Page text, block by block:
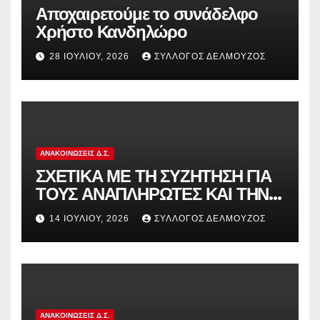
Αποχαιρετούμε το συνάδελφο
Χρήστο Κανδηλώρο
28 ΙΟΥΛΊΟΥ, 2026 ΣΎΛΛΟΓΟΣ ΔΕΛΜΟΎΖΟΣ
ΑΝΑΚΟΙΝΏΣΕΙΣ Δ.Σ.
ΣΧΕΤΙΚΑ ΜΕ ΤΗ ΣΥΖΗΤΗΣΗ ΓΙΑ
ΤΟΥΣ ΑΝΑΠΛΗΡΩΤΕΣ ΚΑΙ ΤΗΝ
ΠΑΡΑΠΟΜΠΗ ΤΗΣ ΕΛΛΑΔΑΣ
ΣΤΟ ΕΥΡΩΠΑΪΚΟ ΔΙΚΑΣΤΗΡΙΟ
14 ΙΟΥΛΊΟΥ, 2026 ΣΎΛΛΟΓΟΣ ΔΕΛΜΟΎΖΟΣ
ΑΝΑΚΟΙΝΏΣΕΙΣ Δ.Σ.